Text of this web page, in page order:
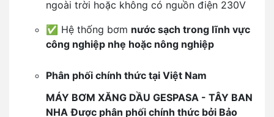
ngoài trời hoặc không có nguồn điện 230V
✅ Hệ thống bơm nước sạch trong lĩnh vực
công nghiệp nhẹ hoặc nông nghiệp
Phân phối chính thức tại Việt Nam
MÁY BƠM XĂNG DẦU GESPASA - TÂY BAN
NHA Được phân phối chính thức bởi Bảo